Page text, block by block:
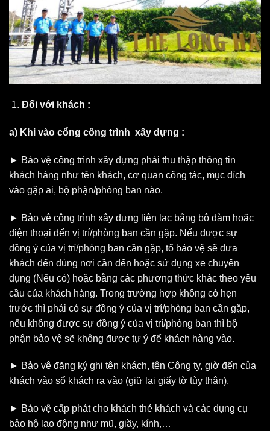
Đối với khách :
a) Khi vào cổng công trình xây dựng :
► Bảo vệ công trình xây dựng phải thu thập thông tin
khách hàng như tên khách, cơ quan công tác, mục đích
vào gặp ai, bộ phận/phòng ban nào.
► Bảo vệ công trình xây dựng liên lạc bằng bộ đàm hoặc
điện thoại đến vị trí/phòng ban cần gặp. Nếu được sự
đồng ý của vị trí/phòng ban cần gặp, tổ bảo vệ sẽ đưa
khách đến đúng nơi cần đến hoặc sử dụng xe chuyên
dụng (Nếu có) hoặc bằng các phương thức khác theo yêu
cầu của khách hàng. Trong trường hợp không có hẹn
trước thì phải có sự đồng ý của vị trí/phòng ban cần gặp,
nếu không được sự đồng ý của vị trí/phòng ban thì bộ
phận bảo vệ sẽ không được tự ý để khách hàng vào.
► Bảo vệ đăng ký ghi tên khách, tên Công ty, giờ đến của
khách vào sổ khách ra vào (giữ lại giấy tờ tùy thân).
► Bảo vệ cấp phát cho khách thẻ khách và các dụng cụ
bảo hộ lao động như mũ, giầy, kính,…